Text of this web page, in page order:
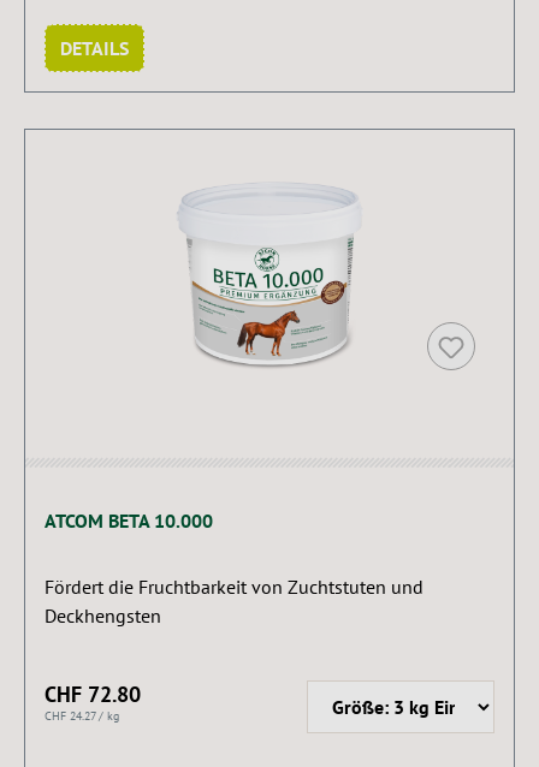
DETAILS
ATCOM BETA 10.000
Fördert die Fruchtbarkeit von Zuchtstuten und
Deckhengsten
CHF 72.80
CHF 24.27 / kg